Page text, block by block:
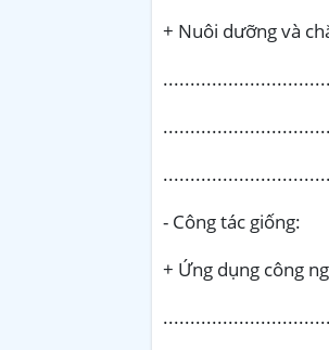
+ Nuôi dưỡng và
- Công tác giống:
+ Ứng dụng công